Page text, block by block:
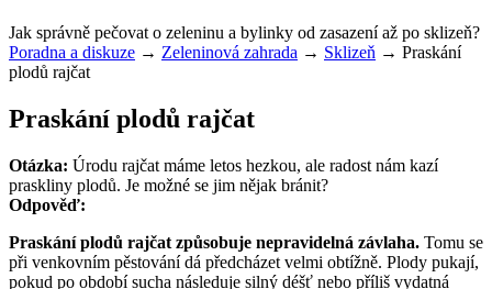
Jak správně pečovat o zeleninu a bylinky od zasazení až po sklizeň?
Poradna a diskuze → Zeleninová zahrada → Sklizeň → Praskání
plodů rajčat
Praskání plodů rajčat
Otázka: Úrodu rajčat máme letos hezkou, ale radost nám kazí
praskliny plodů. Je možné se jim nějak bránit?
Odpověď:
Praskání plodů rajčat způsobuje nepravidelná závlaha. Tomu se
při venkovním pěstování dá předcházet velmi obtížně. Plody pukají,
pokud po období sucha následuje silný déšť nebo příliš vydatná